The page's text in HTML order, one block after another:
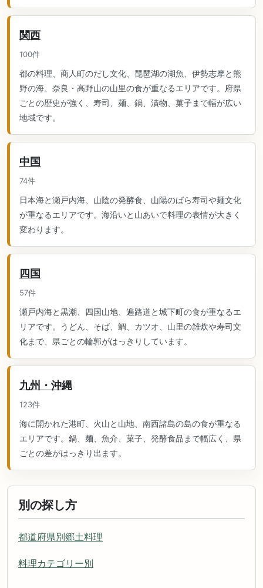
関西
100件
都の料理、商人町のだし文化、琵琶湖の湖魚、伊勢志摩と熊
野の海、奈良・高野山の山里の食が重なるエリアです。府県
ごとの歴史が強く、寿司、麺、鍋、漬物、菓子まで幅が広い
地域です。
中国
74件
日本海と瀬戸内海、山陰の発酵食、山陽のばら寿司や麺文化
が重なるエリアです。海沿いと山あいで料理の表情が大きく
変わります。
四国
57件
瀬戸内海と黒潮、四国山地、遍路道と城下町の食が重なるエ
リアです。うどん、そば、鯛、カツオ、山里の雑炊や寿司文
化まで、県ごとの輪郭がはっきりしています。
九州・沖縄
123件
海に開かれた港町、火山と山地、南西諸島の島の食が重なる
エリアです。鍋、麺、魚介、菓子、発酵食品まで幅広く、県
ごとの差がはっきり出ます。
別の探し方
都道府県別郷土料理
料理カテゴリー別